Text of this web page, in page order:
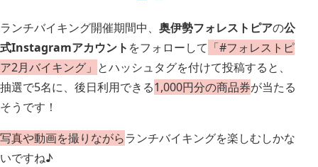
ランチバイキング開催期間中、 奥伊勢フォレストピアの公
式Instagramアカウント をフォローして 「#フォレストピ
ア2月バイキング」 とハッシュタグを付けて投稿すると、
抽選で5名に、後日利用できる1,000円分の商品券が当たる
そうです！
写真や動画を撮りながらランチバイキングを楽しむしかな
いですね♪